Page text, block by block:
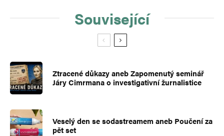
Související
Ztracené důkazy aneb Zapomenutý seminář
Járy Cimrmana o investigativní žurnalistice
Veselý den se sodastreamem aneb Poučení za
pět set